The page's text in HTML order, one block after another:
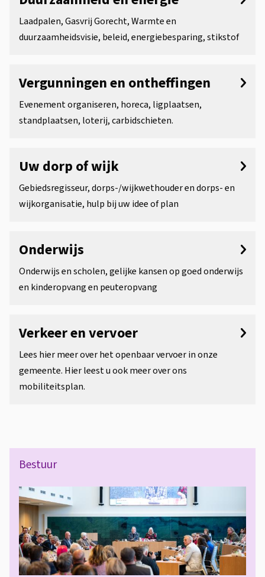
Laadpalen, Gasvrij Gorecht, Warmte en
duurzaamheidsvisie, beleid, energiebesparing, stikstof
Vergunningen en ontheffingen
Evenement organiseren, horeca, ligplaatsen,
standplaatsen, loterij, carbidschieten.
Uw dorp of wijk
Gebiedsregisseur, dorps-/wijkwethouder en dorps- en
wijkorganisatie, hulp bij uw idee of plan
Onderwijs
Onderwijs en scholen, gelijke kansen op goed onderwijs
en kinderopvang en peuteropvang
Verkeer en vervoer
Lees hier meer over het openbaar vervoer in onze
gemeente. Hier leest u ook meer over ons
mobiliteitsplan.
Bestuur